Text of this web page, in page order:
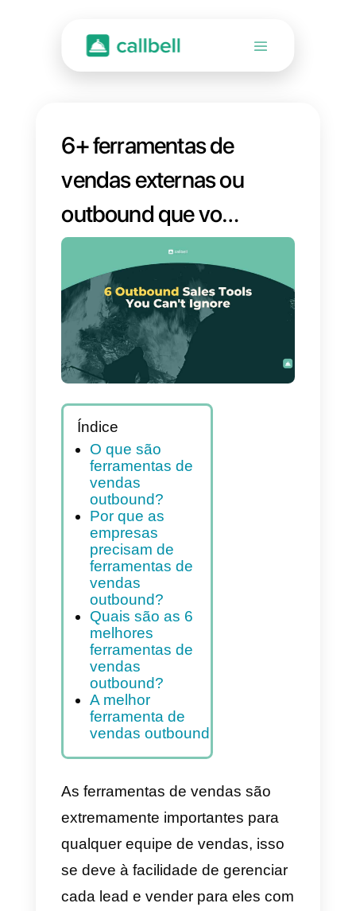
6+ ferramentas de
vendas externas ou
outbound que você
não pode ignorar
Índice
O que são
ferramentas de
vendas
outbound?
Por que as
empresas
precisam de
ferramentas de
vendas
outbound?
Quais são as 6
ferramentas de
vendas
outbound?
A melhor
ferramenta de
vendas outbound